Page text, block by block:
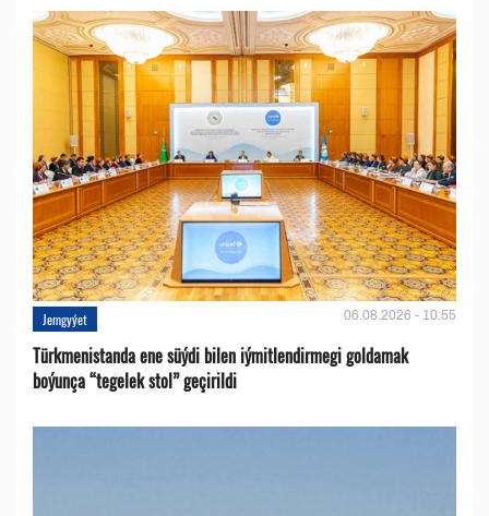
Jemgyýet 06.08.2026 - 10:55
Türkmenistanda ene süýdi bilen iýmitlendirmegi goldamak
boýunça “tegelek stol” geçirildi